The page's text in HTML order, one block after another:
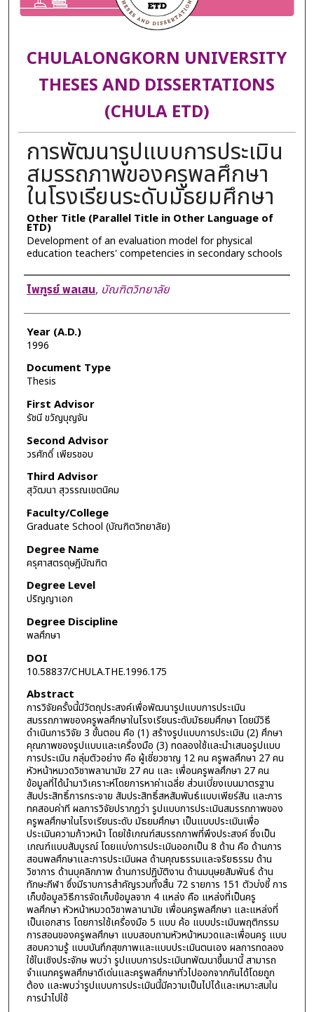
CHULALONGKORN UNIVERSITY
THESES AND DISSERTATIONS
(CHULA ETD)
การพัฒนารูปแบบการประเมิน
สมรรถภาพของครูพลศึกษา
ในโรงเรียนระดับมัธยมศึกษา
Other Title (Parallel Title in Other Language of
ETD)
Development of an evaluation model for physical
education teachers' competencies in secondary schools
Author
ไพฑูรย์ พลเสน, บัณฑิตวิทยาลัย
Year (A.D.)
1996
Document Type
Thesis
First Advisor
รัชนี ขวัญบุญจัน
Second Advisor
วรศักดิ์ เพียรชอบ
Third Advisor
สุวัฒนา สุวรรณเขตนิคม
Faculty/College
Graduate School (บัณฑิตวิทยาลัย)
Degree Name
ครุศาสตรดุษฎีบัณฑิต
Degree Level
ปริญญาเอก
Degree Discipline
พลศึกษา
DOI
10.58837/CHULA.THE.1996.175
Abstract
การวิจัยครั้งนี้มีวัตถุประสงค์เพื่อพัฒนารูปแบบการประเมิน
สมรรถภาพของครูพลศึกษาในโรงเรียนระดับมัธยมศึกษา โดยมีวิธี
ดำเนินการวิจัย 3 ขั้นตอน คือ (1) สร้างรูปแบบการประเมิน (2) ศึกษา
คุณภาพของรูปแบบและเครื่องมือ (3) ทดลองใช้และนำเสนอรูปแบบ
การประเมิน กลุ่มตัวอย่าง คือ ผู้เชี่ยวชาญ 12 คน ครูพลศึกษา 27 คน
หัวหน้าหมวดวิชาพลานามัย 27 คน และ เพื่อนครูพลศึกษา 27 คน
ข้อมูลที่ได้นำมาวิเคราะห์โดยการหาค่าเฉลี่ย ส่วนเบี่ยงเบนมาตรฐาน
สัมประสิทธิ์การกระจาย สัมประสิทธิ์สหสัมพันธ์แบบเพียร์สัน และการ
ทคสอบค่าที ผลการวิจัยปรากฎว่า รูปแบบการประเมินสมรรถภาพของ
ครูพลศึกษาในโรงเรียนระดับ มัธยมศึกษา เป็นแบบประเมินเพื่อ
ประเมินความก้าวหน้า โดยใช้เกณฑ์สมรรถภาพที่พึงประสงค์ ซึ่งเป็น
เกณฑ์แบบสัมบูรณ์ โดยแบ่งการประเมินออกเป็น 8 ด้าน คือ ด้านการ
สอนพลศึกษาและการประเมินผล ด้านคุณธรรมและจริยธรรม ด้าน
วิชาการ ด้านบุคลิกภาพ ด้านการปฏิบัติงาน ด้านมนุษยสัมพันธ์ ด้าน
ทักษะกีฬา ซึ่งมีราบการสำคัญรวมทั้งสิ้น 72 รายการ 151 ตัวบ่งชี้ การ
เก็บข้อมูลวิธีการจัดเก็บข้อมูลจาก 4 แหล่ง คือ แหล่งที่เป็นครู
พลศึกษา หัวหน้าหมวดวิชาพลานามัย เพื่อนครูพลศึกษา และแหล่งที่
เป็นเอกสาร โดยการใช้เครื่องมือ 5 แบบ ค้อ แบบประเมินพฤติกรรม
การสอนของครูพลศึกษา แบบสอบถามหัวหน้าหมวดและเพื่อนครู แบบ
สอบความรู้ แบบบันทึกสุขภาพและแบบประเมินตนเอง ผลการทดลอง
ใช้ในเชิงประจักษ พบว่า รูปแบบการประเมินทพัฒนาขึ้นมานี้ สามารถ
จำแนกครูพลศึกษาดีเด่นและครูพลศึกษาทั่วไปออกจากกันได้โดยถูก
ต้อง และพบว่ารูปแบบการประเมินนี้มีความเป็นไปได้และเหมาะสมใน
การนำไปใช้